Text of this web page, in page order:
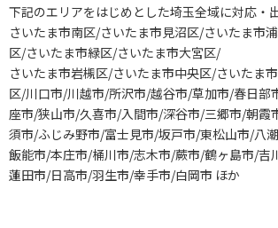
下記のエリアをはじめとした埼玉全域に対応・
さいたま市南区/さいたま市見沼区/さいたま市
区/さいたま市緑区/さいたま市大宮区/
さいたま市岩槻区/さいたま市中央区/さいたま
区/川口市/川越市/所沢市/越谷市/草加市/春日部
座市/狭山市/久喜市/入間市/深谷市/三郷市/朝霞
須市/ふじみ野市/富士見市/坂戸市/東松山市/八
飯能市/本庄市/桶川市/志木市/蕨市/鶴ヶ島市/吉
蓮田市/日高市/羽生市/幸手市/白岡市 ほか